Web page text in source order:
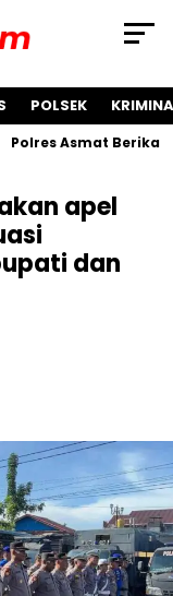
POLSEK
Berikan Bantuan
apel
dan